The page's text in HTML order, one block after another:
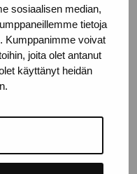
sosiaalisen median,
tietoja
Kumppanimme voivat
joita olet antanut
käyttänyt heidän